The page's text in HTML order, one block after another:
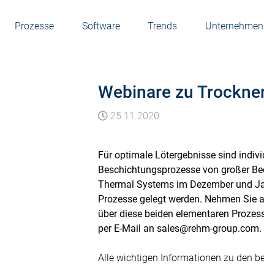
Prozesse Software Trends Unternehmen
Webinare zu
25.11.2020
Für optimale Lötergebnisse sind
Beschichtungsprozesse von großer
Thermal Systems im Dezember und
Prozesse gelegt werden. Nehmen
über diese beiden elementaren
per E-Mail an sales@rehm-group.com.
Alle wichtigen Informationen zu den